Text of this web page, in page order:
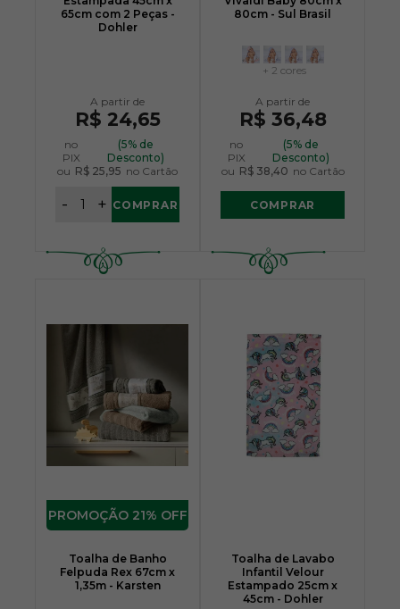
65cm com 2 Peças -
Dohler
R$ 24,65
no
PIX
(5% de
Desconto)
ou R$ 25,95 no Cartão
+
- COMPRAR
80cm - Sul Brasil
+ 2 cores
R$ 36,48
no
PIX
(5% de
Desconto)
ou R$ 38,40 no Cartão
COMPRAR
21% OFF
Toalha de Banho
Felpuda Rex 67cm x
1,35m - Karsten
Toalha de Lavabo
Infantil Velour
Estampado 25cm x
45cm - Dohler